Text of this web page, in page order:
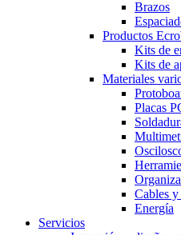
Brazos
Productos
Kits de
Kits de
Materiales
Placas
Cables
Energía
Servicios